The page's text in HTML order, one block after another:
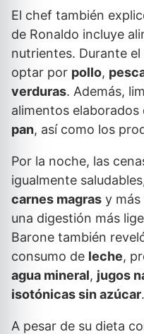
El chef también
de Ronaldo incluye
nutrientes. Durante
optar por pollo,
verduras. Además,
alimentos
pan, así como los
Por la noche, las
igualmente
carnes magras y más
una digestión más
Barone también
consumo de leche,
agua mineral, jugos
isotónicas sin azúcar.
A pesar de su dieta